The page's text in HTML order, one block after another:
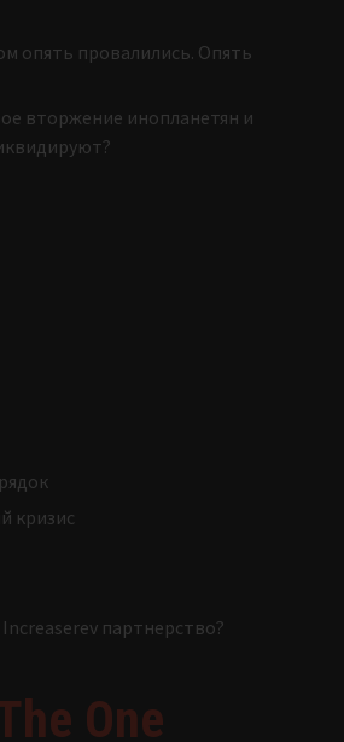
опять провалились. Опять
вторжение инопланетян и
кризис
партнерство?
One